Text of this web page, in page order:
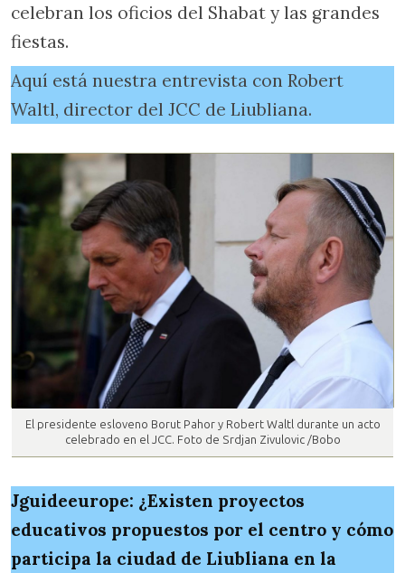
celebran los oficios del Shabat y las grandes
fiestas.
Aquí está nuestra entrevista con Robert
Waltl, director del JCC de Liubliana.
El presidente esloveno Borut Pahor y Robert Waltl durante un acto
celebrado en el JCC. Foto de Srdjan Zivulovic /Bobo
Jguideeurope: ¿Existen proyectos
educativos propuestos por el centro y cómo
participa la ciudad de Liubliana en la